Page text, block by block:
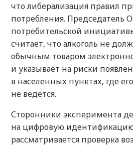
что либерализация правил
потребления. Председатель
потребительской
считает, что алкоголь не
обычным товаром
и указывает на риски
в населенных пунктах, где
не ведется.
Сторонники эксперимента
на цифровую
рассматривается проверка